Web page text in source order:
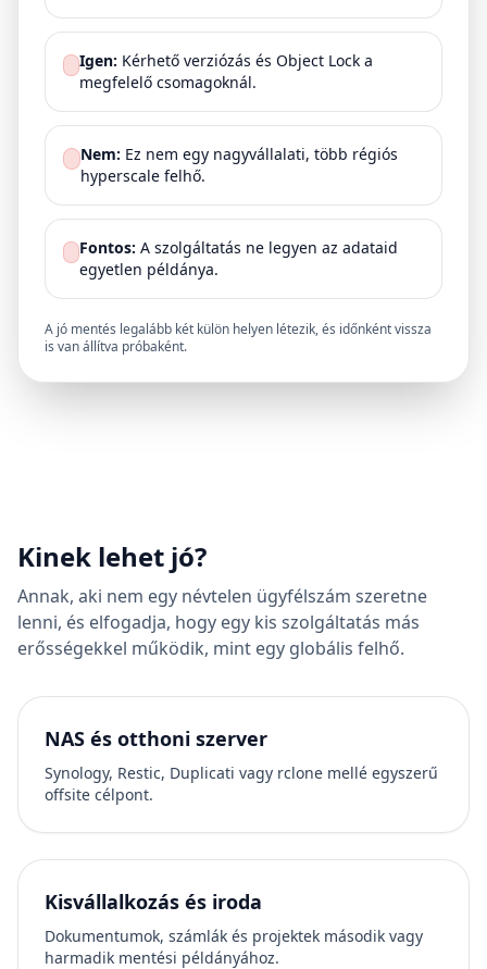
Igen: Kérhető verziózás és Object Lock a
megfelelő csomagoknál.
Nem: Ez nem egy nagyvállalati, több régiós
hyperscale felhő.
Fontos: A szolgáltatás ne legyen az adataid
egyetlen példánya.
A jó mentés legalább két külön helyen létezik, és időnként vissza
is van állítva próbaként.
Kinek lehet jó?
Annak, aki nem egy névtelen ügyfélszám szeretne
lenni, és elfogadja, hogy egy kis szolgáltatás más
erősségekkel működik, mint egy globális felhő.
NAS és otthoni szerver
Synology, Restic, Duplicati vagy rclone mellé egyszerű
offsite célpont.
Kisvállalkozás és iroda
Dokumentumok, számlák és projektek második vagy
harmadik mentési példányához.